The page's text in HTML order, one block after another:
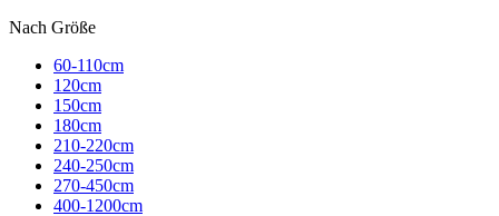
Nach Größe
60-110cm
120cm
150cm
180cm
210-220cm
240-250cm
270-450cm
400-1200cm